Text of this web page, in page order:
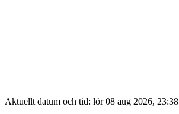
Aktuellt datum och tid: lör 08 aug 2026, 23:38